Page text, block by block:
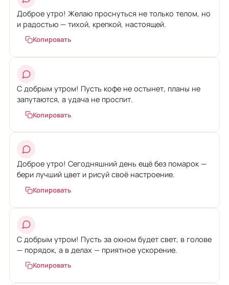
Доброе утро! Желаю проснуться не только телом, но
и радостью — тихой, крепкой, настоящей.
Копировать
С добрым утром! Пусть кофе не остынет, планы не
запутаются, а удача не проспит.
Копировать
Доброе утро! Сегодняшний день ещё без помарок —
бери лучший цвет и рисуй своё настроение.
Копировать
С добрым утром! Пусть за окном будет свет, в голове
— порядок, а в делах — приятное ускорение.
Копировать